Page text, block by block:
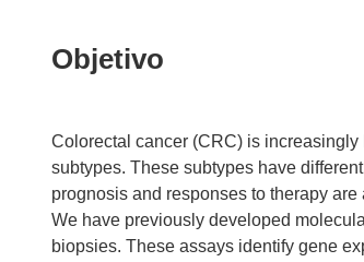
Objetivo
Colorectal cancer (CRC) is
subtypes. These subtypes have
prognosis and responses to therapy are
We have previously developed
biopsies. These assays identify gene